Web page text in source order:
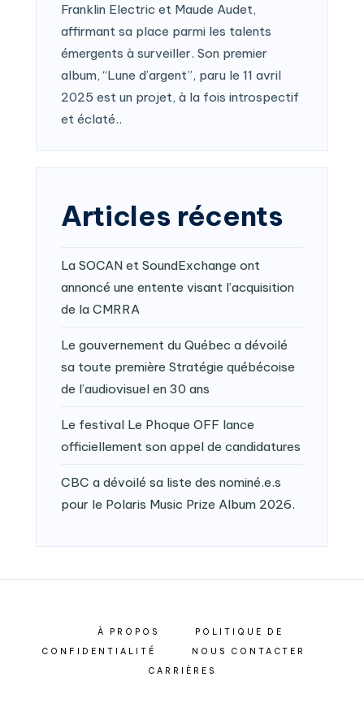
Franklin Electric et Maude Audet,
affirmant sa place parmi les talents
émergents à surveiller. Son premier
album, “Lune d’argent”, paru le 11 avril
2025 est un projet, à la fois introspectif
et éclaté..
Articles récents
La SOCAN et SoundExchange ont
annoncé une entente visant l’acquisition
de la CMRRA
Le gouvernement du Québec a dévoilé
sa toute première Stratégie québécoise
de l’audiovisuel en 30 ans
Le festival Le Phoque OFF lance
officiellement son appel de candidatures
CBC a dévoilé sa liste des nominé.e.s
pour le Polaris Music Prize Album 2026.
À PROPOS
POLITIQUE DE
CONFIDENTIALITÉ
NOUS CONTACTER
CARRIÈRES